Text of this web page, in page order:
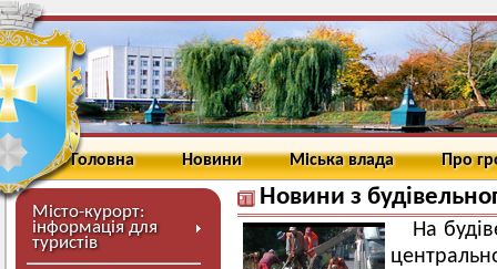
Головна Новини Міська влада Про
Місто-курорт:
інформація для
туристів
Новини з
На